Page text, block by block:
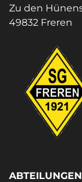
Zu den
49832 Freren
ABTEILUNGEN